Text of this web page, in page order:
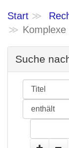
Start
Suche